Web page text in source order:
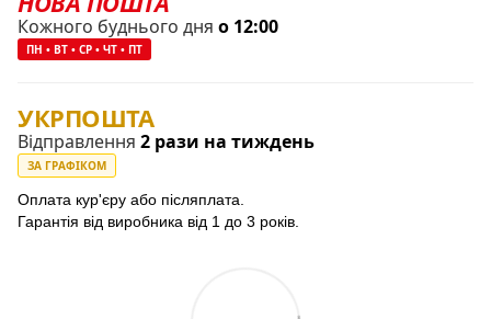
Кожного буднього дня о 12:00
ПН • ВТ • СР • ЧТ • ПТ
УКРПОШТА
Відправлення 2 рази на тиждень
ЗА ГРАФІКОМ
Оплата кур'єру або післяплата.
Гарантія від виробника від 1 до 3 років.